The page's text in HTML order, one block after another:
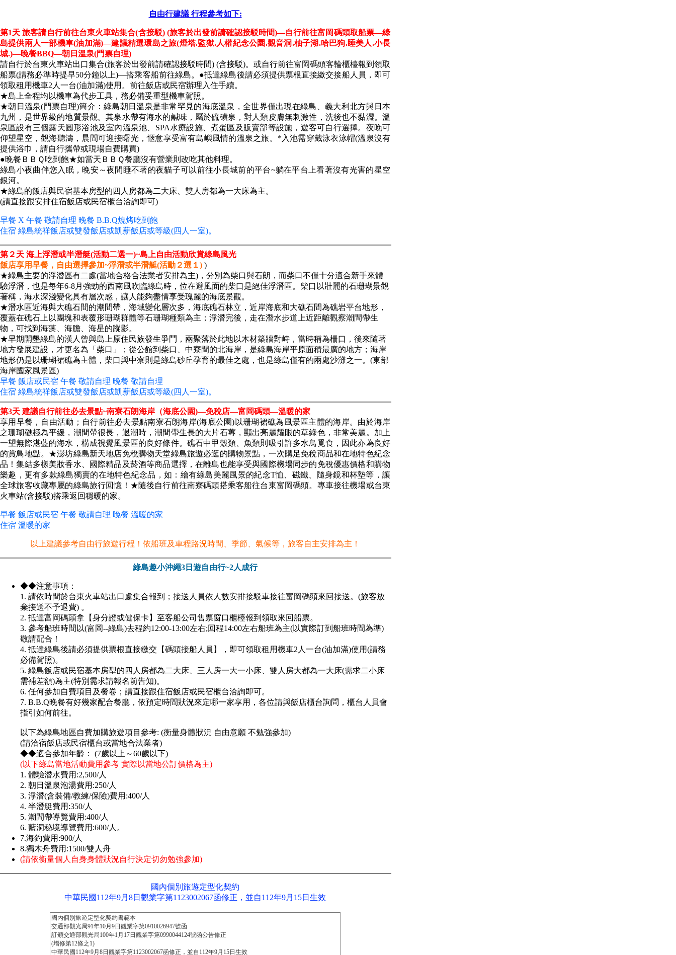
自由行建議 行程參考如下:
第1天旅客請自行前往台東火車站集合(含接駁) (旅客於出發前請確認接駁時間)—自行前往富岡碼頭取船票—綠
島提供兩人一部機車(油加滿)—建議精選環島之旅(燈塔.監獄.人權紀念公園.觀音洞.柚子湖.哈巴狗.睡美人.小長
城.)—晚餐BBQ—朝日溫泉(門票自理)
請自行於台東火車站出口集合(旅客於出發前請確認接駁時間) (含接駁)。或自行前往富岡碼頭客輪櫃檯報到領取
船票(請務必準時提早50分鐘以上)—搭乘客船前往綠島。●抵達綠島後請必須提供票根直接繳交接船人員，即可
領取租用機車2人一台(油加滿)使用。前往飯店或民宿辦理入住手續。
★島上全程均以機車為代步工具，務必備妥重型機車駕照。
★朝日溫泉(門票自理)簡介：綠島朝日溫泉是非常罕見的海底溫泉，全世界僅出現在綠島、義大利北方與日本
九州，是世界級的地質景觀。其泉水帶有海水的鹹味，屬於硫磺泉，對人類皮膚無刺激性，洗後也不黏澀。溫
泉區設有三個露天圓形浴池及室內溫泉池、SPA水療設施、煮蛋區及販賣部等設施，遊客可自行選擇。夜晚可
仰望星空，觀海聽濤，晨間可迎接曙光，愜意享受富有島嶼風情的溫泉之旅。*入池需穿戴泳衣泳帽(溫泉沒有
提供浴巾，請自行攜帶或現場自費購買)
●晚餐ＢＢＱ吃到飽★如當天ＢＢＱ餐廳沒有營業則改吃其他料理。
綠島小夜曲伴您入眠，晚安～夜間睡不著的夜貓子可以前往小長城前的平台~躺在平台上看著沒有光害的星空
銀河。
★綠島的飯店與民宿基本房型的四人房都為二大床、雙人房都為一大床為主。
(請直接跟安排住宿飯店或民宿櫃台洽詢即可)
早餐 X 午餐 敬請自理 晚餐 B.B.Q燒烤吃到飽
住宿 綠島統祥飯店或雙發飯店或凱薪飯店或等級(四人一室)。
第２天 海上浮潛或半潛艇(活動二選一)~島上自由活動欣賞綠島風光
飯店享用早餐，自由選擇參加~浮潛或半潛艇(活動２選１) )
★綠島主要的浮潛區有二處(當地合格合法業者安排為主)，分別為柴口與石朗，而柴口不僅十分適合新手來體
驗浮潛，也是每年6-8月強勁的西南風吹臨綠島時，位在避風面的柴口是絕佳浮潛區。柴口以壯麗的石珊瑚景觀
著稱，海水深淺變化具有層次感，讓人能夠盡情享受瑰麗的海底景觀。
★潛水區近海與大礁石間的潮間帶，海域變化層次多，海底礁石林立，近岸海底和大礁石間為礁岩平台地形，
覆蓋在礁石上以團塊和表覆形珊瑚群體等石珊瑚種類為主；浮潛完後，走在潛水步道上近距離觀察潮間帶生
物，可找到海藻、海膽、海星的蹤影。
★早期開墾綠島的漢人曾與島上原住民族發生爭鬥，兩聚落於此地以木材築牆對峙，當時稱為柵口，後來隨著
地方發展建設，才更名為「柴口」；從公館到柴口、中寮間的北海岸，是綠島海岸平原面積最廣的地方；海岸
地形仍是以珊瑚裙礁為主體，柴口與中寮則是綠島砂丘孕育的最佳之處，也是綠島僅有的兩處沙灘之一。(東部
海岸國家風景區)
早餐 飯店或民宿 午餐 敬請自理 晚餐 敬請自理
住宿 綠島統祥飯店或雙發飯店或凱薪飯店或等級(四人一室)。
第3天 建議自行前往必去景點~南寮石朗海岸（海底公園)—免稅店—富岡碼頭—溫暖的家
享用早餐，自由活動；自行前往必去景點南寮石朗海岸(海底公園)以珊瑚裙礁為風景區主體的海岸。由於海岸
之珊瑚礁極為平緩，潮間帶很長，退潮時，潮間帶生長的大片石蓴，顯出亮麗耀眼的草綠色，非常美麗。加上
一望無際湛藍的海水，構成視覺風景區的良好條件。礁石中甲殼類、魚類則吸引許多水鳥覓食，因此亦為良好
的賞鳥地點。★澎坊綠島新天地店免稅購物天堂綠島旅遊必逛的購物景點，一次購足免稅商品和在地特色紀念
品！集結多樣美妝香水、國際精品及菸酒等商品選擇，在離島也能享受與國際機場同步的免稅優惠價格和購物
樂趣，更有多款綠島獨賣的在地特色紀念品，如：繪有綠島美麗風景的紀念T恤、磁鐵、隨身鏡和杯墊等，讓
全球旅客收藏專屬的綠島旅行回憶！★隨後自行前往南寮碼頭搭乘客船往台東富岡碼頭。專車接往機場或台東
火車站(含接駁)搭乘返回穩暖的家。
早餐 飯店或民宿 午餐 敬請自理 晚餐 溫暖的家
住宿 溫暖的家
以上建議參考自由行旅遊行程！依船班及車程路況時間、季節、氣候等，旅客自主安排為主！
綠島趣小沖繩3日遊自由行~2人成行
◆◆注意事項：
1. 請依時間於台東火車站出口處集合報到；接送人員依人數安排接駁車接往富岡碼頭來回接送。(旅客放
棄接送不予退費) 。
2. 抵達富岡碼頭拿【身分證或健保卡】至客船公司售票窗口櫃檯報到領取來回船票。
3. 參考船班時間以(富岡--綠島)去程約12:00-13:00左右;回程14:00左右船班為主(以實際訂到船班時間為準)
敬請配合！
4. 抵達綠島後請必須提供票根直接繳交【碼頭接船人員】，即可領取租用機車2人一台(油加滿)使用(請務
必備駕照)。
5. 綠島飯店或民宿基本房型的四人房都為二大床、三人房一大一小床、雙人房大都為一大床(需求二小床
需補差額)為主(特別需求請報名前告知)。
6. 任何參加自費項目及餐卷；請直接跟住宿飯店或民宿櫃台洽詢即可。
7. B.B.Q晚餐有好幾家配合餐廳，依預定時間狀況來定哪一家享用，各位請與飯店櫃台詢問，櫃台人員會
指引如何前往。
以下為綠島地區自費加購旅遊項目參考: (衡量身體狀況 自由意願 不勉強參加)
(請洽宿飯店或民宿櫃台或當地合法業者)
◆◆適合參加年齡： (7歲以上～60歲以下)
(以下綠島當地活動費用參考 實際以當地公訂價格為主)
1. 體驗潛水費用:2,500/人
2. 朝日溫泉泡湯費用:250/人
3. 浮潛(含裝備/教練/保險)費用:400/人
4. 半潛艇費用:350/人
5. 潮間帶導覽費用:400/人
6. 藍洞秘境導覽費用:600/人。
7.海釣費用:900/人
8.獨木舟費用:1500/雙人舟
(請依衡量個人自身身體狀況自行決定切勿勉強參加)
國內個別旅遊定型化契約
中華民國112年9月8日觀業字第1123002067函修正，並自112年9月15日生效